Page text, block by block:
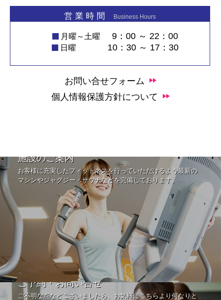
営 業 時 間 Business Hours
月曜～土曜 9：00 ～ 22：00
日曜 10：30 ～ 17：30
お問い合せフォーム
個人情報保護方針について
施設のご案内
お客様に充実したフィットネスを行っていただけるよう最新の
マシンやジャグジー・サウナなどを完備しております。
ご予約・お問い合せ
ご不明な点などございましたら、お気軽にこちらより何なりと